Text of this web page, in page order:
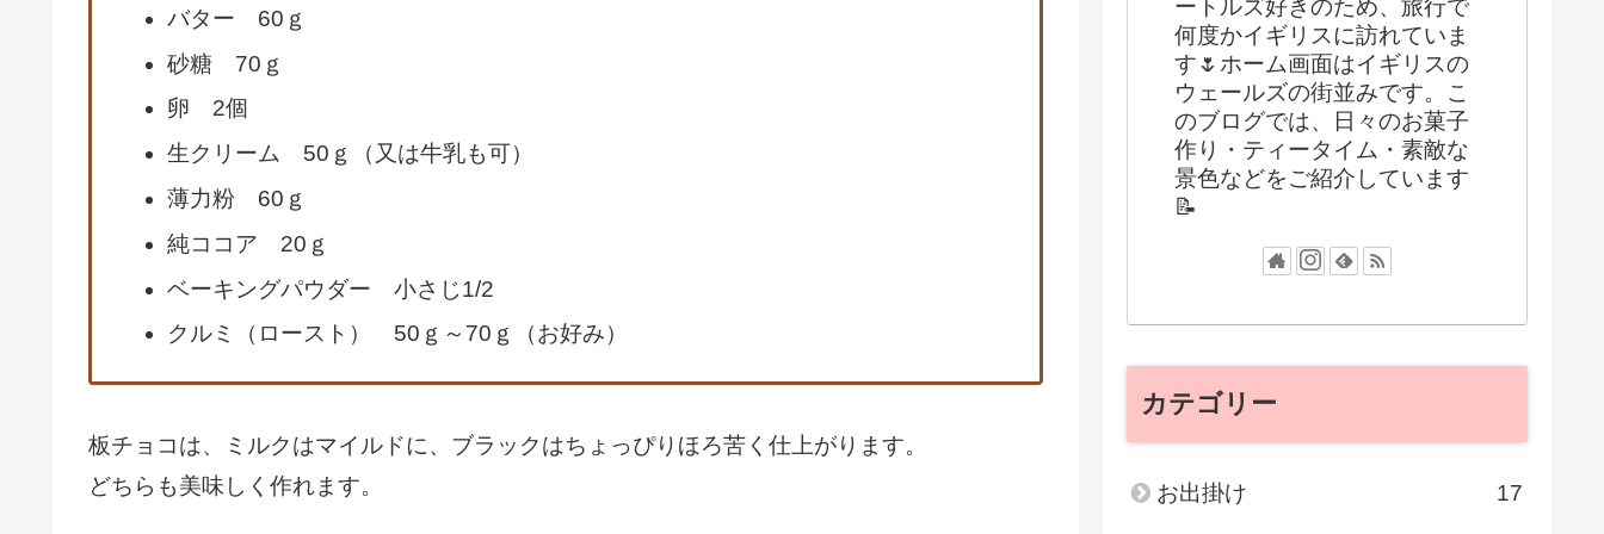
バター 60ｇ
砂糖 70ｇ
卵 2個
生クリーム 50ｇ（又は牛乳も可）
薄力粉 60ｇ
純ココア 20ｇ
ベーキングパウダー 小さじ1/2
クルミ（ロースト） 50ｇ～70ｇ（お好み）
板チョコは、ミルクはマイルドに、ブラックはちょっぴりほろ苦く仕上がります。
どちらも美味しく作れます。
ートルズ好きのため、旅行で
何度かイギリスに訪れていま
す🌷ホーム画面はイギリスの
ウェールズの街並みです。こ
のブログでは、日々のお菓子
作り・ティータイム・素敵な
景色などをご紹介しています
📝
カテゴリー
お出掛け 17